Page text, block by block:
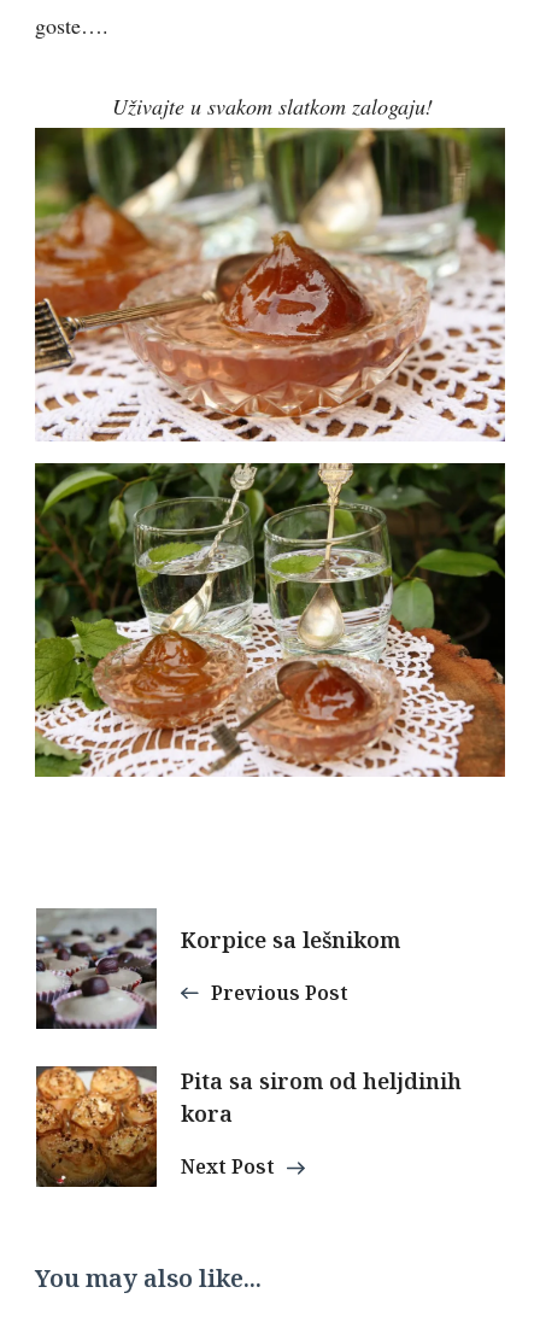
goste….
Uživajte u svakom slatkom zalogaju!
Post
Navigation
Korpice sa lešnikom
Previous Post
Pita sa sirom od heljdinih
kora
Next Post
You may also like...